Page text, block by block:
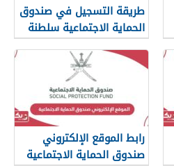
طريقة التسجيل في صندوق
الحماية الاجتماعية سلطنة
عمان
رابط الموقع الإلكتروني
صندوق الحماية الاجتماعية